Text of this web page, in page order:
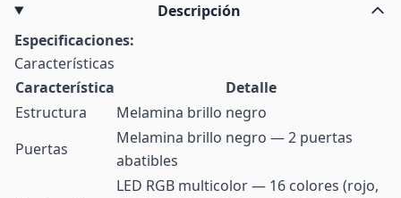
Descripción
Especificaciones:
Características
Característica
Detalle
Estructura
Melamina brillo negro
Puertas
Melamina brillo negro — 2 puertas
abatibles
LED RGB multicolor — 16 colores (rojo,